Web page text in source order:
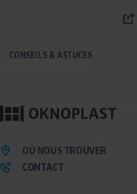
CONSEILS & ASTUCES
OÙ NOUS TROUVER
CONTACT